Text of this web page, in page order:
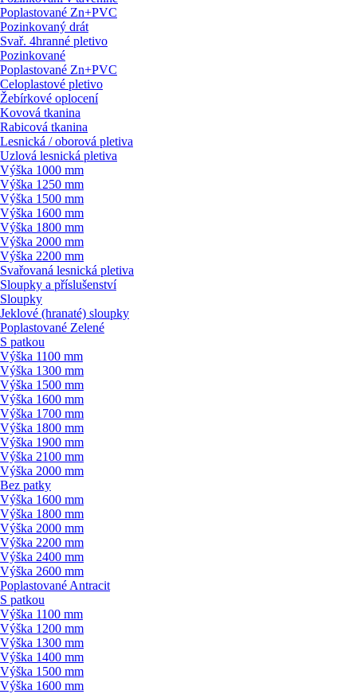
Poplastované Zn+PVC
Pozinkovaný drát
Svař. 4hranné pletivo
Pozinkované
Poplastované Zn+PVC
Celoplastové pletivo
Žebírkové oplocení
Kovová tkanina
Rabicová tkanina
Lesnická / oborová pletiva
Uzlová lesnická pletiva
Výška 1000 mm
Výška 1250 mm
Výška 1500 mm
Výška 1600 mm
Výška 1800 mm
Výška 2000 mm
Výška 2200 mm
Svařovaná lesnická pletiva
Sloupky a příslušenství
Sloupky
Jeklové (hranaté) sloupky
Poplastované Zelené
S patkou
Výška 1100 mm
Výška 1300 mm
Výška 1500 mm
Výška 1600 mm
Výška 1700 mm
Výška 1800 mm
Výška 1900 mm
Výška 2100 mm
Výška 2000 mm
Bez patky
Výška 1600 mm
Výška 1800 mm
Výška 2000 mm
Výška 2200 mm
Výška 2400 mm
Výška 2600 mm
Poplastované Antracit
S patkou
Výška 1100 mm
Výška 1200 mm
Výška 1300 mm
Výška 1400 mm
Výška 1500 mm
Výška 1600 mm